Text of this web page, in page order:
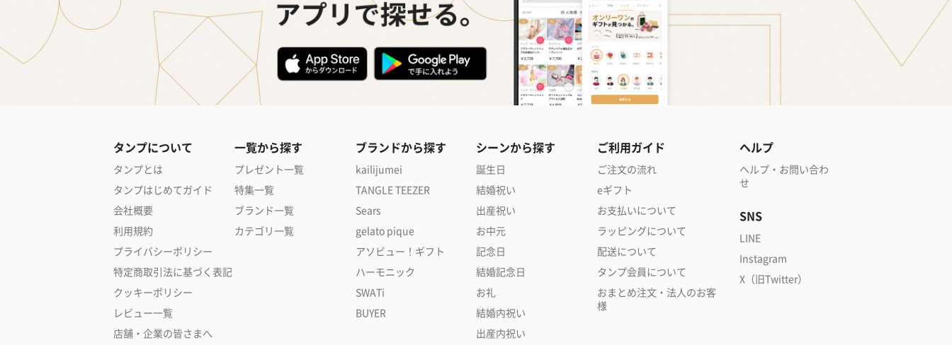
タンプについて
タンプとは
タンプはじめてガイド
会社概要
利用規約
プライバシーポリシー
特定商取引法に基づく表記
クッキーポリシー
レビュー一覧
店舗・企業の皆さまへ
一覧から探す
プレゼント一覧
特集一覧
ブランド一覧
カテゴリ一覧
ブランドから探す
kailijumei
TANGLE TEEZER
Sears
gelato pique
アソビュー！ギフト
ハーモニック
SWATi
BUYER
シーンから探す
誕生日
結婚祝い
出産祝い
お中元
記念日
結婚記念日
お礼
結婚内祝い
出産内祝い
ご利用ガイド
ご注文の流れ
eギフト
お支払いについて
ラッピングについて
配送について
タンプ会員について
おまとめ注文・法人のお客
様
ヘルプ
ヘルプ・お問い合わ
せ
SNS
LINE
Instagram
X（旧Twitter）